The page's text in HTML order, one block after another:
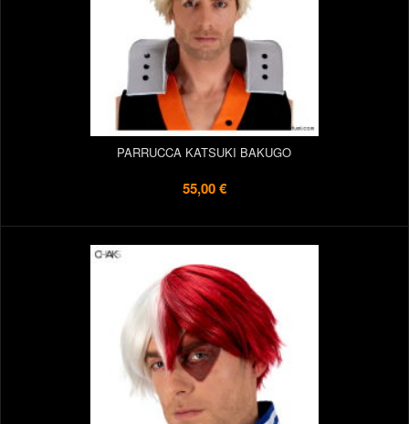
PARRUCCA KATSUKI BAKUGO
55,00 €